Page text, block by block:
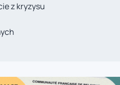
z kryzysu